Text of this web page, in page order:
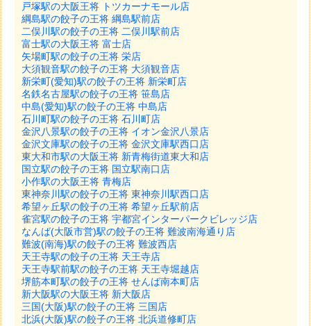
戸塚駅の大阪王将 トツカーナモール店
綱島駅の餃子の王将 綱島駅前店
二俣川駅の餃子の王将 二俣川駅前店
富士駅の大阪王将 富士店
矢場町駅の餃子の王将 栄店
大須観音駅の餃子の王将 大須観音店
新栄町(愛知)駅の餃子の王将 新栄町店
名鉄名古屋駅の餃子の王将 笹島店
中島(愛知)駅の餃子の王将 中島店
石川町駅の餃子の王将 石川町店
金沢八景駅の餃子の王将 イオン金沢八景店
金沢文庫駅の餃子の王将 金沢文庫駅西口店
東大和市駅の大阪王将 新青梅街道東大和店
国立駅の餃子の王将 国立駅南口店
小作駅の大阪王将 青梅店
東神奈川駅の餃子の王将 東神奈川駅西口店
希望ヶ丘駅の餃子の王将 希望ヶ丘駅前店
雀宮駅の餃子の王将 宇都宮インターパークビレッジ店
なんば(大阪市営)駅の餃子の王将 難波南海通り店
難波(南海)駅の餃子の王将 難波西店
天王寺駅の餃子の王将 天王寺店
天王寺駅前駅の餃子の王将 天王寺堀越店
堺筋本町駅の餃子の王将 せんば南本町店
新大阪駅の大阪王将 新大阪店
三国(大阪)駅の餃子の王将 三国店
北浜(大阪)駅の餃子の王将 北浜道修町店